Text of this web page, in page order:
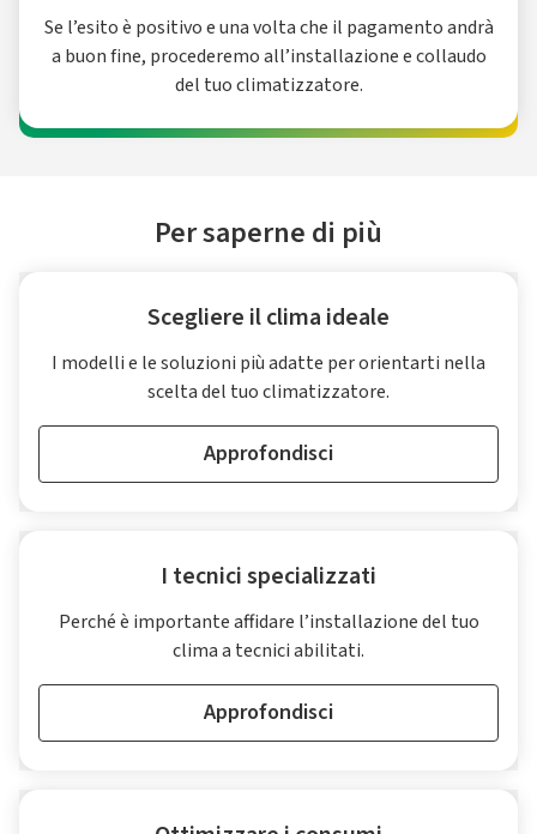
Se l’esito è positivo e una volta che il pagamento andrà
a buon fine, procederemo all’installazione e collaudo
del tuo climatizzatore.
Per saperne di più
Scegliere il clima ideale
I modelli e le soluzioni più adatte per orientarti nella
scelta del tuo climatizzatore.
Approfondisci
I tecnici specializzati
Perché è importante affidare l’installazione del tuo
clima a tecnici abilitati.
Approfondisci